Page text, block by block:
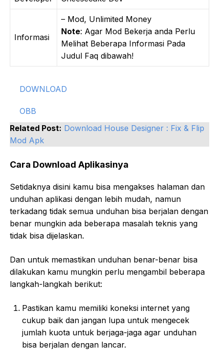
Informasi
– Mod, Unlimited Money
Note: Agar Mod Bekerja anda Perlu
Melihat Beberapa Informasi Pada
Judul Faq dibawah!
DOWNLOAD
OBB
Related Post: Download House Designer : Fix & Flip
Mod Apk
Cara Download Aplikasinya
Setidaknya disini kamu bisa mengakses halaman dan
unduhan aplikasi dengan lebih mudah, namun
terkadang tidak semua unduhan bisa berjalan dengan
benar mungkin ada beberapa masalah teknis yang
tidak bisa dijelaskan.
Dan untuk memastikan unduhan benar-benar bisa
dilakukan kamu mungkin perlu mengambil beberapa
langkah-langkah berikut:
Pastikan kamu memiliki koneksi internet yang
cukup baik dan jangan lupa untuk mengecek
jumlah kuota untuk berjaga-jaga agar unduhan
bisa berjalan dengan lancar.